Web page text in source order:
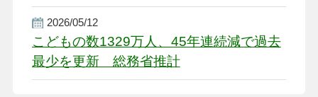
盤整備を促す
2026/05/12
こどもの数1329万人、45年連続減で過去
最少を更新 総務省推計